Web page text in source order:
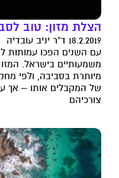
הצלת מזון: טוב
18.2.2019 ד"ר יניב עובדיה
עם השנים הפכו עמותות
משמעותיים בישראל.
מיותרת בסביבה, ולפי
של המקבלים אותו – אך
צורכיהם